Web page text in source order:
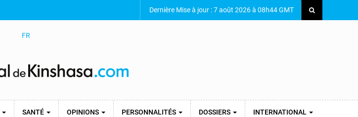
Dernière Mise à jour : 7 août 2026 à 08h44 GMT
FR
SANTÉ OPINIONS PERSONNALITÉS DOSSIERS INTERNATIONAL